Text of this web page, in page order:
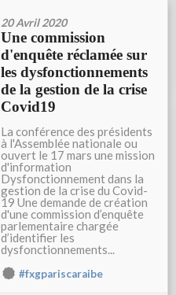
20 Avril 2020
Une commission
d'enquête réclamée sur
les dysfonctionnements
de la gestion de la crise
Covid19
La conférence des présidents
à l'Assemblée nationale ou
ouvert le 17 mars une mission
d'information
Dysfonctionnement dans la
gestion de la crise du Covid-
19 Une demande de création
d'une commission d’enquête
parlementaire chargée
d’identifier les
dysfonctionnements...
#fxgpariscaraibe